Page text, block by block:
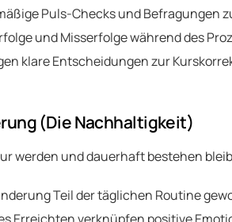
Puls-Checks und Befragungen
und Misserfolge während des
klare Entscheidungen zur
(Die Nachhaltigkeit)
werden und dauerhaft bestehen
Teil der täglichen Routine